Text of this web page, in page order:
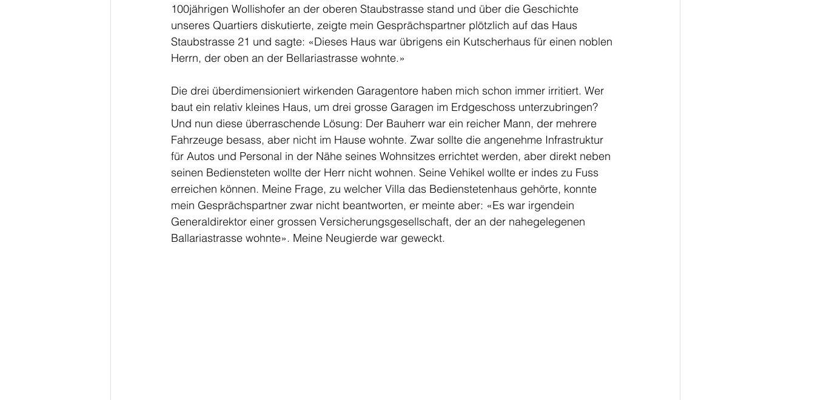
100jährigen Wollishofer an der oberen Staubstrasse stand und über die Geschichte
unseres Quartiers diskutierte, zeigte mein Gesprächspartner plötzlich auf das Haus
Staubstrasse 21 und sagte: «Dieses Haus war übrigens ein Kutscherhaus für einen noblen
Herrn, der oben an der Bellariastrasse wohnte.»
Die drei überdimensioniert wirkenden Garagentore haben mich schon immer irritiert. Wer
baut ein relativ kleines Haus, um drei grosse Garagen im Erdgeschoss unterzubringen?
Und nun diese überraschende Lösung: Der Bauherr war ein reicher Mann, der mehrere
Fahrzeuge besass, aber nicht im Hause wohnte. Zwar sollte die angenehme Infrastruktur
für Autos und Personal in der Nähe seines Wohnsitzes errichtet werden, aber direkt neben
seinen Bediensteten wollte der Herr nicht wohnen. Seine Vehikel wollte er indes zu Fuss
erreichen können. Meine Frage, zu welcher Villa das Bedienstetenhaus gehörte, konnte
mein Gesprächspartner zwar nicht beantworten, er meinte aber: «Es war irgendein
Generaldirektor einer grossen Versicherungsgesellschaft, der an der nahegelegenen
Ballariastrasse wohnte». Meine Neugierde war geweckt.